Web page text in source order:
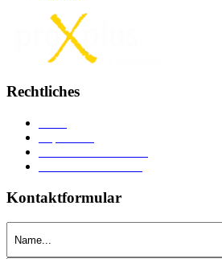
Rechtliches
Kontaktformular